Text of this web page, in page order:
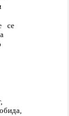
се